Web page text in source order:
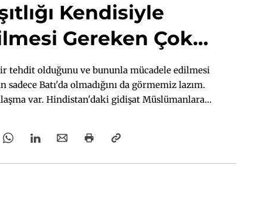
Kendisiyle
Gereken Çok
Bir Tehdit”
tehdit olduğunu ve bununla mücadele edilmesi
Batı'da olmadığını da görmemiz lazım.
var. Hindistan'daki gidişat Müslümanlara